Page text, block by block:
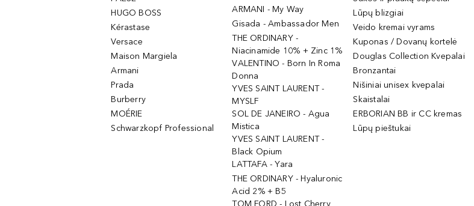
HUGO BOSS
Kérastase
Versace
Maison Margiela
Armani
Prada
Burberry
MOÉRIE
Schwarzkopf Professional
ARMANI - My Way
Gisada - Ambassador Men
THE ORDINARY -
Niacinamide 10% + Zinc 1%
VALENTINO - Born In Roma
Donna
YVES SAINT LAURENT -
MYSLF
SOL DE JANEIRO - Agua
Mistica
YVES SAINT LAURENT -
Black Opium
LATTAFA - Yara
THE ORDINARY - Hyaluronic
Acid 2% + B5
TOM FORD - Lost Cherry
Lūpų blizgiai
Veido kremai vyrams
Kuponas / Dovanų kortelė
Douglas Collection Kvepalai
Bronzantai
Nišiniai unisex kvepalai
Skaistalai
ERBORIAN BB ir CC kremas
Lūpų pieštukai